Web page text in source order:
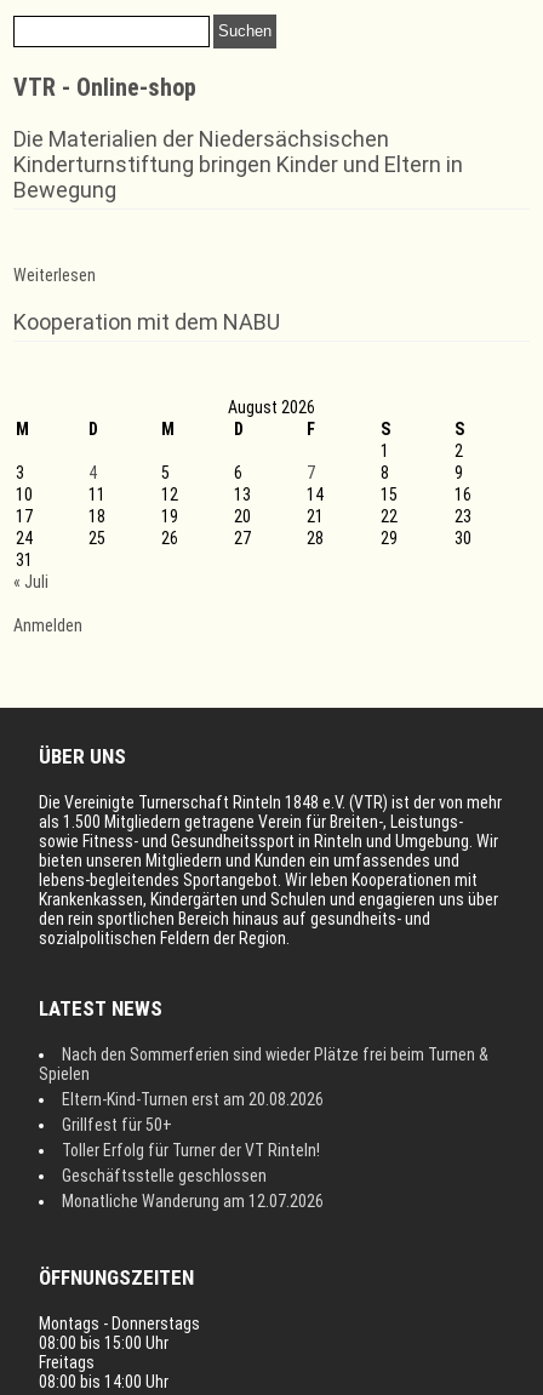
size.
Suchen
nach:
VTR - Online-shop
Die Materialien der Niedersächsischen
Kinderturnstiftung bringen Kinder und Eltern in
Bewegung
Weiterlesen
–
Norddeutsche
Kooperation mit dem NABU
August 2026
M
D M D F S
S
1
2
3
4 5 6 7 8
9
10
11 12 13 14 15
16
17
18 19 20 21 22
23
24
25 26 27 28 29
30
31
« Juli
Anmelden
ÜBER UNS
Die Vereinigte Turnerschaft Rinteln 1848 e.V. (VTR) ist der von mehr
als 1.500 Mitgliedern getragene Verein für Breiten-, Leistungs-
sowie Fitness- und Gesundheitssport in Rinteln und Umgebung. Wir
bieten unseren Mitgliedern und Kunden ein umfassendes und
lebens-begleitendes Sportangebot. Wir leben Kooperationen mit
Krankenkassen, Kindergärten und Schulen und engagieren uns über
den rein sportlichen Bereich hinaus auf gesundheits- und
sozialpolitischen Feldern der Region.
LATEST NEWS
Nach den Sommerferien sind wieder Plätze frei beim Turnen &
Spielen
Eltern-Kind-Turnen erst am 20.08.2026
Grillfest für 50+
Toller Erfolg für Turner der VT Rinteln!
Geschäftsstelle geschlossen
Monatliche Wanderung am 12.07.2026
ÖFFNUNGSZEITEN
Montags - Donnerstags
08:00 bis 15:00 Uhr
Freitags
08:00 bis 14:00 Uhr